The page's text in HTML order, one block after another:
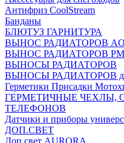
Антифриз CoolStream
Банданы
БЛЮТУЗ ГАРНИТУРА
ВЫНОС РАДИАТОРОВ
ВЫНОС РАДИАТОРОВ РМ
ВЫНОСЫ РАДИАТОРОВ
ВЫНОСЫ РАДИАТОРОВ для
Герметики Присадки
ГЕРМЕТИЧНЫЕ ЧЕХЛЫ,
ТЕЛЕФОНОВ
Датчики и приборы
ДОП.СВЕТ
Доп.свет AURORA